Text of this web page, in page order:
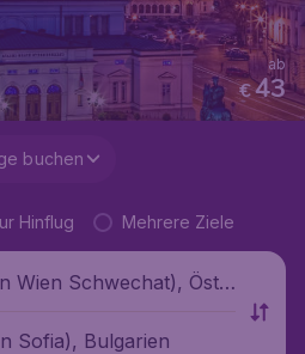
€43
ab
buchen
Hinflug Mehrere Ziele
Wien Schwechat), Öste
Sofia), Bulgarien